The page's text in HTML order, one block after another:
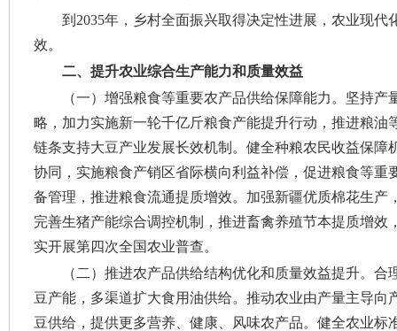
到2035年，乡村全面振兴取得决定性进展，农业现
效。
二、提升农业综合生产能力和质量效益
（一）增强粮食等重要农产品供给保障能力。 坚持产
略，加力实施新一轮千亿斤粮食产能提升行动，推进粮
链条支持大豆产业发展长效机制。健全种粮农民收益保
协同，实施粮食产销区省际横向利益补偿，促进粮食等
备管理，推进粮食流通提质增效。加强新疆优质棉花生
完善生猪产能综合调控机制，推进畜禽养殖节本提质增
实开展第四次全国农业普查。
（二）推进农产品供给结构优化和质量效益提升。 合
豆产能，多渠道扩大食用油供给。推动农业由产量主导
豆供给，提供更多营养、健康、风味农产品。健全农业